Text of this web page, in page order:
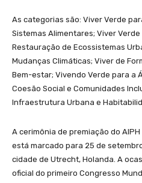
As categorias são: Viver Verde
Sistemas Alimentares; Viver
Restauração de Ecossistemas
Mudanças Climáticas; Viver de
Bem-estar; Vivendo Verde para a
Coesão Social e Comunidades
Infraestrutura Urbana e
A cerimônia de premiação do
está marcado para 25 de
cidade de Utrecht, Holanda. A
oficial do primeiro Congresso